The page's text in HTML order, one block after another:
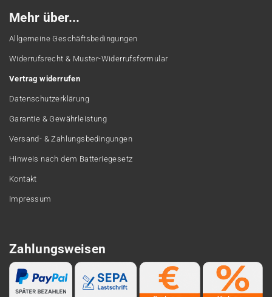
Mehr über...
Allgemeine Geschäftsbedingungen
Widerrufsrecht & Muster-Widerrufsformular
Vertrag widerrufen
Datenschutzerklärung
Garantie & Gewährleistung
Versand- & Zahlungsbedingungen
Hinweis nach dem Batteriegesetz
Kontakt
Impressum
Zahlungsweisen